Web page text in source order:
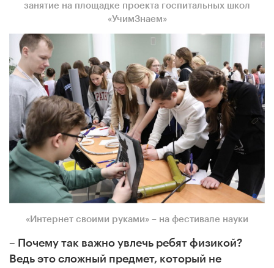
занятие на площадке проекта госпитальных школ
«УчимЗнаем»
«Интернет своими руками» – на фестивале науки
– Почему так важно увлечь ребят физикой?
Ведь это сложный предмет, который не